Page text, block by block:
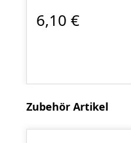
6,10 €
Produktgalerie
Zubehör Artikel